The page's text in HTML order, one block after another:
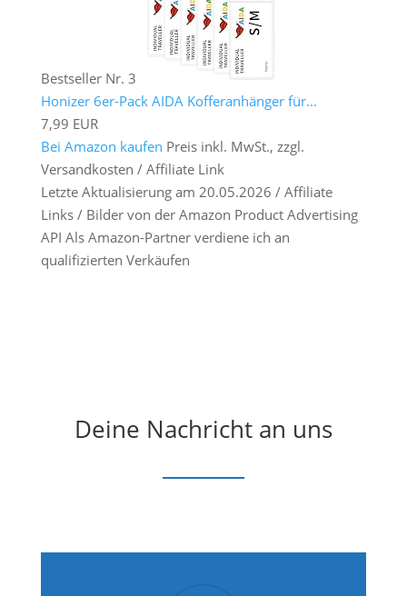
Bestseller Nr. 3
Honizer 6er-Pack AIDA Kofferanhänger für...
7,99 EUR
Bei Amazon kaufen Preis inkl. MwSt., zzgl.
Versandkosten / Affiliate Link
Letzte Aktualisierung am 20.05.2026 / Affiliate
Links / Bilder von der Amazon Product Advertising
API Als Amazon-Partner verdiene ich an
qualifizierten Verkäufen
Deine Nachricht an uns